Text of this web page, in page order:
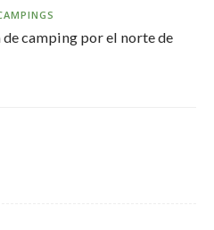
de camping por el norte de